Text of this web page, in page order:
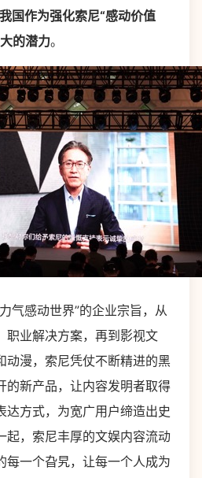
我国作为强化索尼“感动价值
的潜力。
气感动世界”的企业宗旨，从
职业解决方案，再到影视文
动漫，索尼凭仗不断精进的黑
的新产品，让内容发明者取得
达方式，为宽广用户缔造出史
起，索尼丰厚的文娱内容流动
每一个旮旯，让每一个人成为